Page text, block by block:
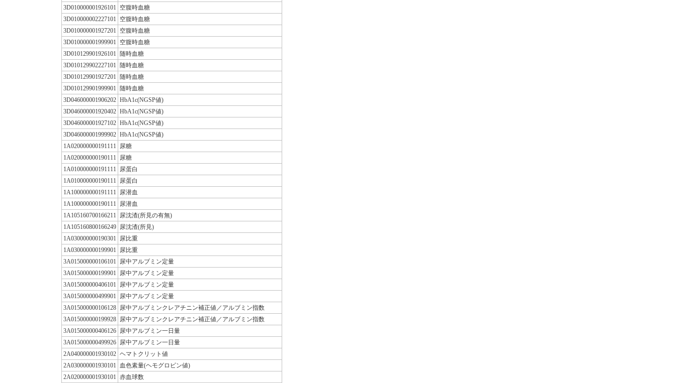
3D010000001926101
空腹時血糖
3D010000002227101
空腹時血糖
3D010000001927201
空腹時血糖
3D010000001999901
空腹時血糖
3D010129901926101
随時血糖
3D010129902227101
随時血糖
3D010129901927201
随時血糖
3D010129901999901
随時血糖
3D046000001906202 HbA1c(NGSP値)
3D046000001920402 HbA1c(NGSP値)
3D046000001927102 HbA1c(NGSP値)
3D046000001999902 HbA1c(NGSP値)
1A020000000191111
尿糖
1A020000000190111
尿糖
1A010000000191111
尿蛋白
1A010000000190111
尿蛋白
1A100000000191111
尿潜血
1A100000000190111
尿潜血
1A105160700166211
尿沈渣(所見の有無)
1A105160800166249
尿沈渣(所見)
1A030000000190301
尿比重
1A030000000199901
尿比重
3A015000000106101
尿中アルブミン定量
3A015000000199901
尿中アルブミン定量
3A015000000406101
尿中アルブミン定量
3A015000000499901
尿中アルブミン定量
3A015000000106128
尿中アルブミンクレアチニン補正値／アルブミン指数
3A015000000199928
尿中アルブミンクレアチニン補正値／アルブミン指数
3A015000000406126
尿中アルブミン一日量
3A015000000499926
尿中アルブミン一日量
2A040000001930102 ヘマトクリット値
2A030000001930101
血色素量(ヘモグロビン値)
2A020000001930101
赤血球数